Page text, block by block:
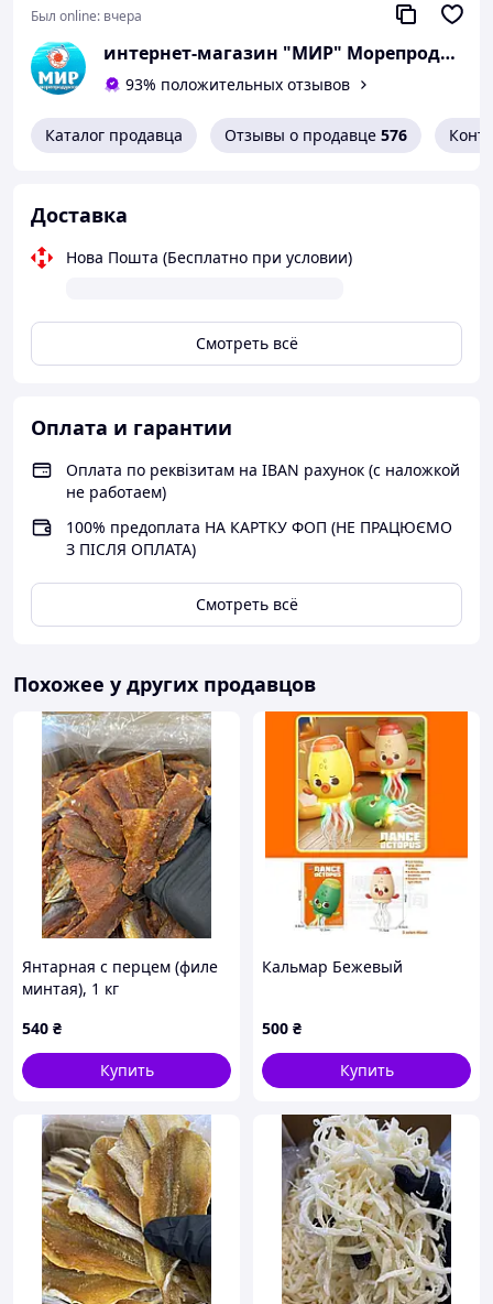
Был online: вчера
интернет-магазин "МИР" Морепродукти Ікра Риба
93% положительных отзывов
Каталог продавца Отзывы о продавце 576
Доставка
Нова Пошта (Бесплатно при условии)
Смотреть всё
Оплата и гарантии
Оплата по реквізитам на IBAN рахунок (с наложкой
не работаем)
100% предоплата НА КАРТКУ ФОП (НЕ ПРАЦЮЄМО
З ПІСЛЯ ОПЛАТА)
Смотреть всё
Похожее у других продавцов
Янтарная с перцем (филе
минтая), 1 кг
540 ₴
Купить
Кальмар Бежевый
500 ₴
Купить